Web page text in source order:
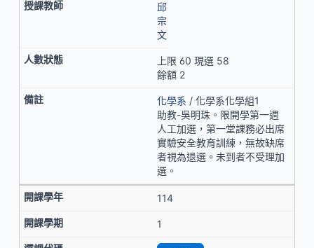
邱
宗
文
上限 60 現選 58
餘額 2
化學系 / 化學系化學組1
助教-吳明珠。限開學第一週
人工加選，第一堂課務必出席
實驗安全教育訓練，無故缺席
者視為退選。未到者不受理加
選。
114
1